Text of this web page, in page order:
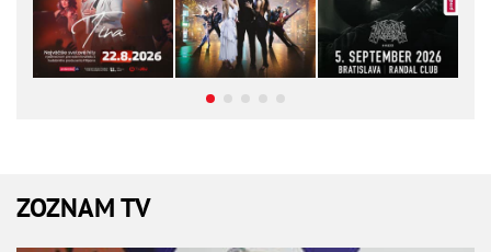
ZOZNAM TV